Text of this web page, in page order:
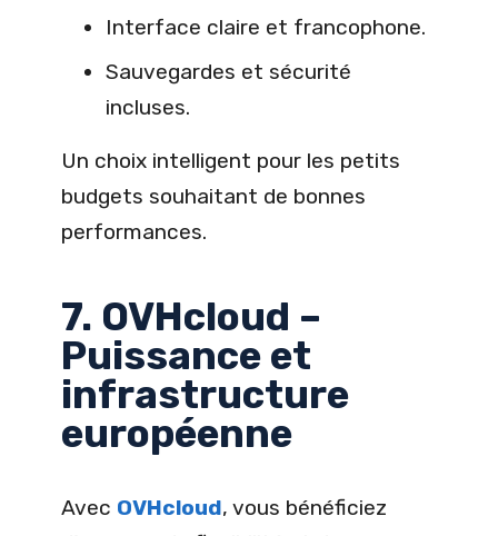
Interface claire et francophone.
Sauvegardes et sécurité
incluses.
Un choix intelligent pour les petits
budgets souhaitant de bonnes
performances.
7. OVHcloud –
Puissance et
infrastructure
européenne
Avec OVHcloud, vous bénéficiez